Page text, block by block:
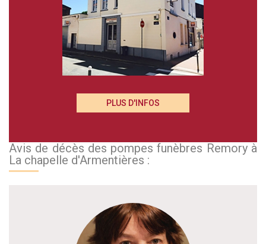
PLUS D'INFOS
Avis de décès des pompes funèbres Remory à
La chapelle d'Armentières :